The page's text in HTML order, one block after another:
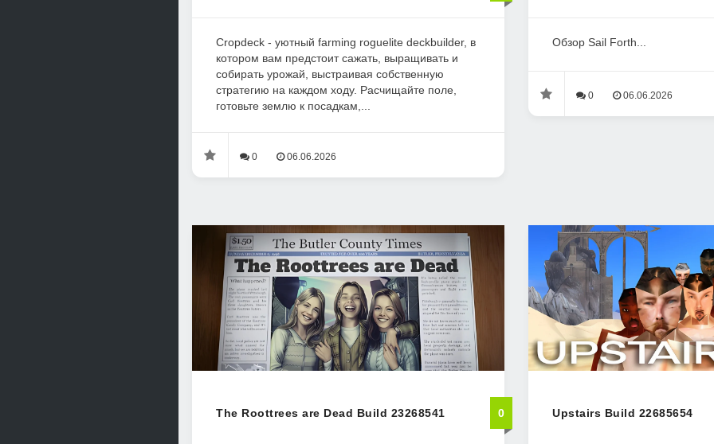
Cropdeck - уютный farming roguelite deckbuilder, в
котором вам предстоит сажать, выращивать и
собирать урожай, выстраивая собственную
стратегию на каждом ходу. Расчищайте поле,
готовьте землю к посадкам,...
0 06.06.2026
Обзор Sail Forth...
0 06.06.2026
The Roottrees are Dead Build 23268541 0 Upstairs Build 22685654